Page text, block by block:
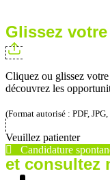
Glissez votre
Cliquez ou glissez
découvrez les
(Format autorisé : PDF,
Veuillez patienter
Candidature
et consultez